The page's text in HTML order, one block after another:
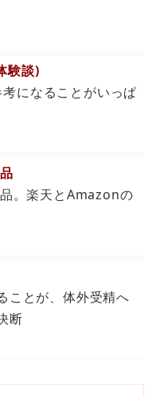
験談)
になることがいっぱ
。楽天とAmazonの
ことが、体外受精へ
断